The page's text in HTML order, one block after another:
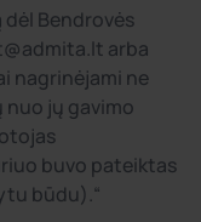
Bendrovės
arba
nagrinėjami ne
nuo jų gavimo
buvo pateiktas
būdu).“